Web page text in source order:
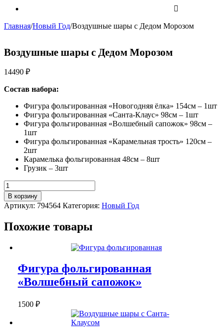
Главная/Новый Год/Воздушные шары с Дедом Морозом
Воздушные шары с Дедом Морозом
14490 ₽
Состав набора:
Фигура фольгированная «Новогодняя ёлка» 154см – 1шт
Фигура фольгированная «Санта-Клаус» 98см – 1шт
Фигура фольгированная «Волшебный сапожок» 98см –
1шт
Фигура фольгированная «Карамельная трость» 120см –
2шт
Карамелька фольгированная 48см – 8шт
Грузик – 3шт
Количество
Воздушные
шары
с
Морозом
В корзину
Артикул: 794564 Категория: Новый Год
Похожие товары
Фигура фольгированная
«Волшебный сапожок»
1500 ₽